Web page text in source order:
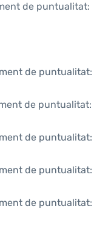
de puntualitat:
de puntualitat:
de puntualitat:
de puntualitat:
de puntualitat:
de puntualitat: